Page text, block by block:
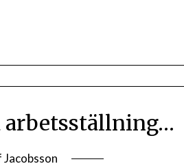
arbetsställning…
Jacobsson